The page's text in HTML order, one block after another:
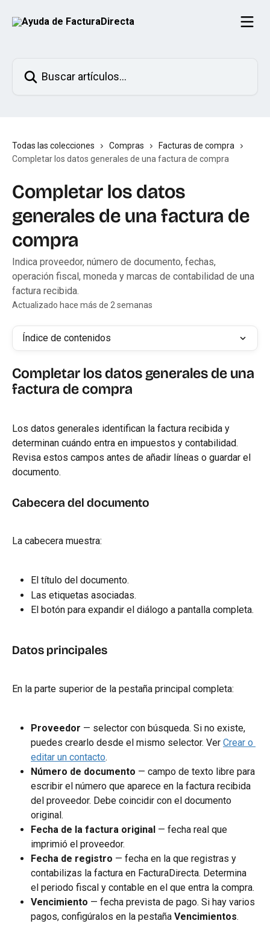
Todas las colecciones Compras
Facturas de compra
Completar los datos generales de una factura de compra
Completar los datos
generales de una factura de
compra
Indica proveedor, número de documento, fechas,
operación fiscal, moneda y marcas de contabilidad de una
factura recibida.
Actualizado hace más de 2 semanas
Índice de contenidos
Completar los datos generales de una
factura de compra
Los datos generales identifican la factura recibida y
determinan cuándo entra en impuestos y contabilidad.
Revisa estos campos antes de añadir líneas o guardar el
documento.
Cabecera del documento
La cabecera muestra:
El título del documento.
Las etiquetas asociadas.
El botón para expandir el diálogo a pantalla completa.
Datos principales
En la parte superior de la pestaña principal completa:
Proveedor — selector con búsqueda. Si no existe,
puedes crearlo desde el mismo selector. Ver Crear o
editar un contacto.
Número de documento — campo de texto libre para
escribir el número que aparece en la factura recibida
del proveedor. Debe coincidir con el documento
original.
Fecha de la factura original — fecha real que
imprimió el proveedor.
Fecha de registro — fecha en la que registras y
contabilizas la factura en FacturaDirecta. Determina
el periodo fiscal y contable en el que entra la compra.
Vencimiento — fecha prevista de pago. Si hay varios
pagos, configúralos en la pestaña Vencimientos.